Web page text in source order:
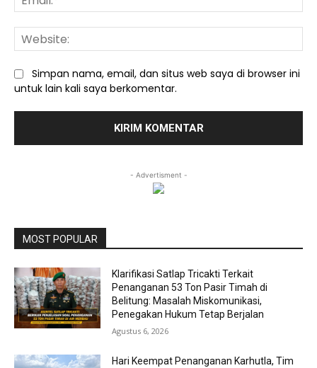
Simpan nama, email, dan situs web saya di browser ini
untuk lain kali saya berkomentar.
- Advertisment -
MOST POPULAR
Klarifikasi Satlap Tricakti Terkait
Penanganan 53 Ton Pasir Timah di
Belitung: Masalah Miskomunikasi,
Penegakan Hukum Tetap Berjalan
Agustus 6, 2026
Hari Keempat Penanganan Karhutla, Tim